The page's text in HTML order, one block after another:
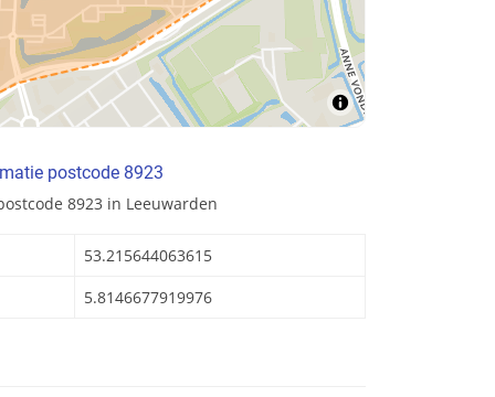
postcode 8923
8923 in Leeuwarden
53.215644063615
5.8146677919976